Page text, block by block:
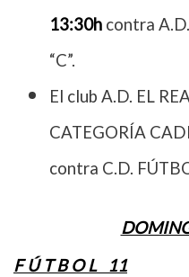
13:30h contra
“C”.
El club A.D. EL
CATEGORÍA
contra C.D.
F Ú T B O L 11